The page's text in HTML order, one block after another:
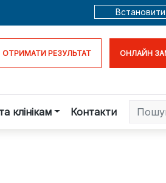
ОТРИМАТИ РЕЗУЛЬТАТ ОНЛАЙН
клінікам Контакти